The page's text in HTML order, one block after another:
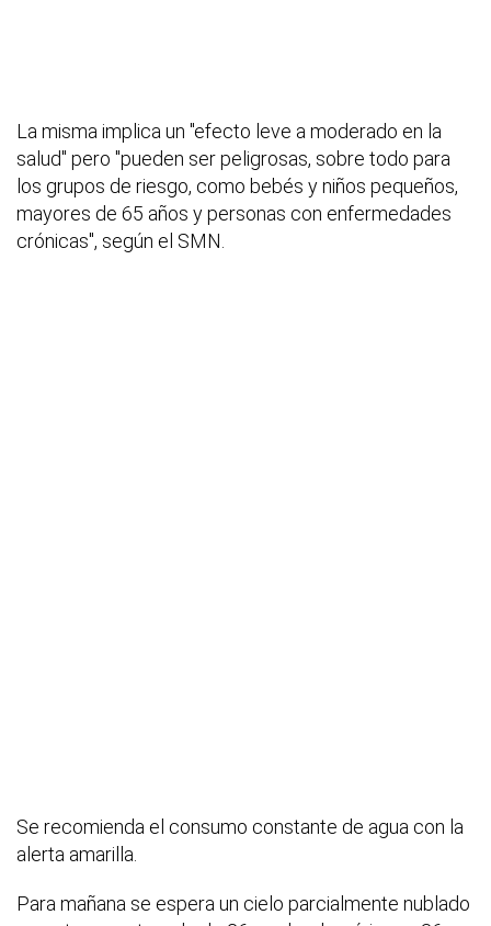
La misma implica un "efecto leve a moderado en la
salud" pero "pueden ser peligrosas, sobre todo para
los grupos de riesgo, como bebés y niños pequeños,
mayores de 65 años y personas con enfermedades
crónicas", según el SMN.
Se recomienda el consumo constante de agua con la
alerta amarilla.
Para mañana se espera un cielo parcialmente nublado